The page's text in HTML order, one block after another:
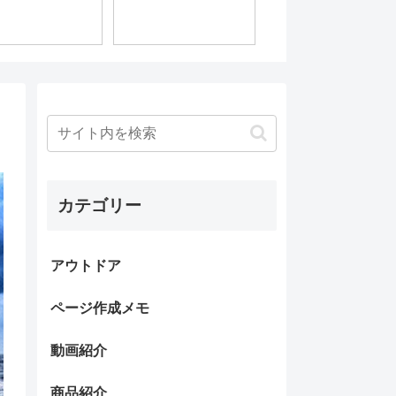
カテゴリー
アウトドア
ページ作成メモ
動画紹介
商品紹介